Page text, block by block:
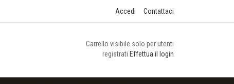
Accedi Contattaci
Carrello visibile solo per utenti
registrati Effettua il login